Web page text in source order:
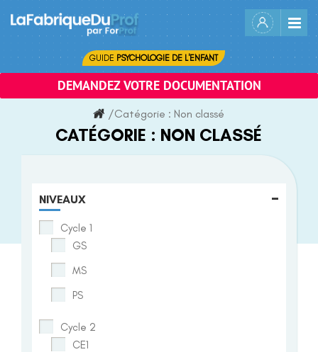
content
GUIDE PSYCHOLOGIE DE L'ENFANT
DEMANDEZ VOTRE DOCUMENTATION
/Catégorie : Non classé
CATÉGORIE : NON CLASSÉ
NIVEAUX -
Cycle 1
GS
MS
PS
Cycle 2
CE1